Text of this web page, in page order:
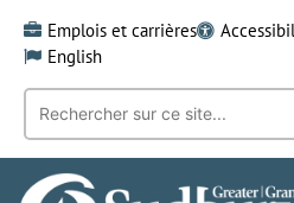
content
Emplois et carrières
English
Recherche
mot-
clé: